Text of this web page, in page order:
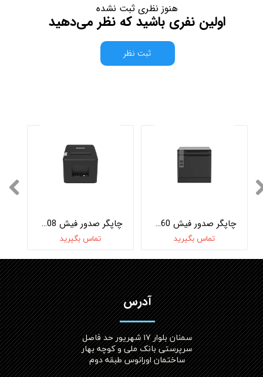
هنوز نظری ثبت نشده
اولین نفری باشید که نظر می‌دهید
ثبت نظر
چاپگر صدور فیش BP-208
تماس بگیرید
چاپگر صدور فیش BP-260
تماس بگیرید
آدرس
سمنان بلوار ۱۷ شهریور حد فاصل
سرپرستی بانک ملی و کوچه بهار
ساختمان اورانوس طبقه دوم